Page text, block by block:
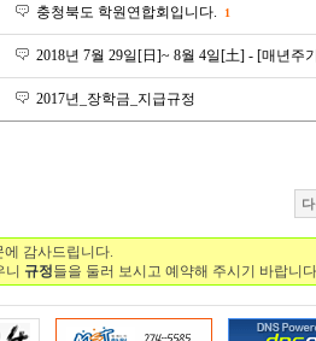
충청북도 학원연합회입니다. 1
2018년 7월 29일[日]~ 8월 4일[土] - [매년주
2017년_장학금_지급규정
에 감사드립니다.
규정들을 둘러 보시고 예약해 주시기 바랍니